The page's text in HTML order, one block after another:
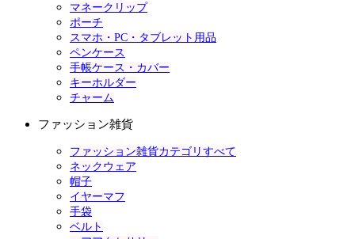
マネークリップ
ポーチ
スマホ・PC・タブレット用品
ペンケース
手帳ケース・カバー
キーホルダー
チャーム
ファッション雑貨
ファッション雑貨カテゴリすべて
ネックウェア
帽子
イヤーマフ
手袋
ベルト